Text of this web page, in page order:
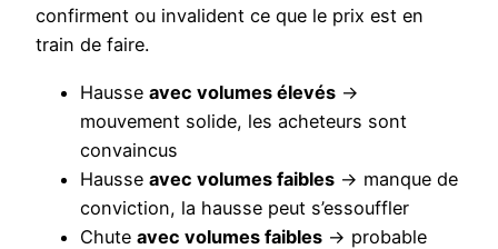
confirment ou invalident ce que le prix est en
train de faire.
Hausse avec volumes élevés →
mouvement solide, les acheteurs sont
convaincus
Hausse avec volumes faibles → manque de
conviction, la hausse peut s’essouffler
Chute avec volumes faibles → probable